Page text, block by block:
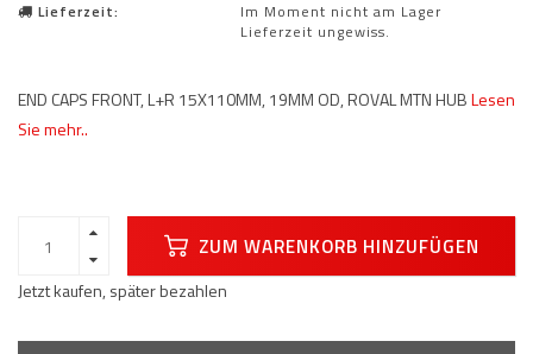
Lieferzeit:
Im Moment nicht am Lager
Lieferzeit ungewiss.
END CAPS FRONT, L+R 15X110MM, 19MM OD, ROVAL MTN HUBLesen
Sie mehr..
ZUM WARENKORB HINZUFÜGEN
Jetzt kaufen, später bezahlen